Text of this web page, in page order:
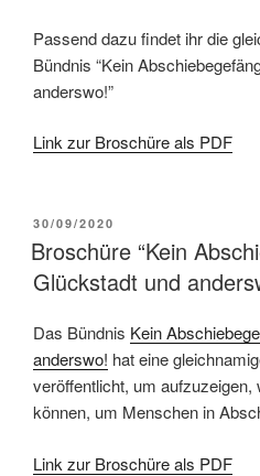
Passend dazu findet ihr die
Bündnis “Kein
anderswo!”
Link zur Broschüre als PDF
30/09/2020
Broschüre “Kein
Glückstadt und
Das Bündnis Kein
anderswo! hat eine
veröffentlicht, um
können, um Menschen in
Link zur Broschüre als PDF